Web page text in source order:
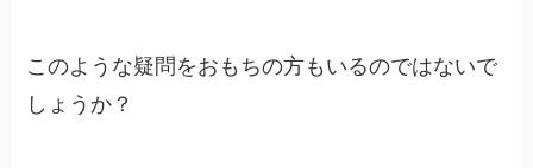
このような疑問をおもちの方もいるのではないで
しょうか？